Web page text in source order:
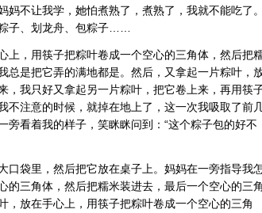
不让我学，她怕煮熟了，煮熟了，我就不能吃了。
子、划龙舟、包粽子……
上，用筷子把粽叶卷成一个空心的三角体，然后把
总是把它弄的满地都是。然后，又拿起一片粽叶，
，我只好又拿起另一片粽叶，把它卷上来，再用筷
不注意的时候，就掉在地上了，这一次我吸取了前
看着我的样子，笑眯眯问到：“这个粽子包的好不
口袋里，然后把它放在桌子上。妈妈在一旁指导我
三角体，然后把糯米装进去，最后一个空心的三角
，放在手心上，用筷子把粽叶卷成一个空心的三角